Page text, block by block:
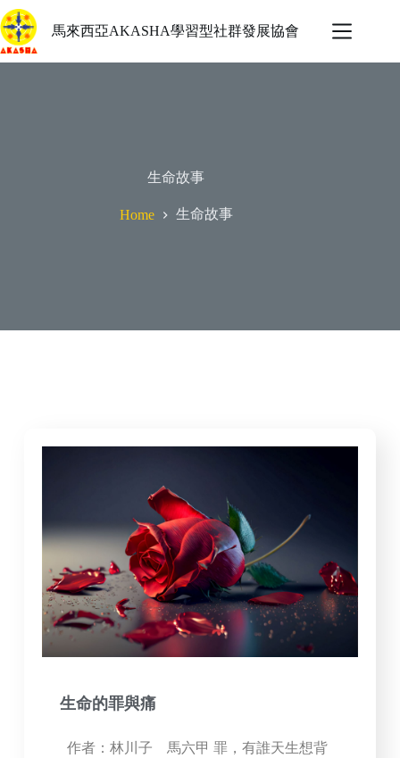
馬來西亞AKASHA學習型社群發展協會
生命故事
Home 生命故事
生命的罪與痛
作者：林川子 馬六甲 罪，有誰天生想背